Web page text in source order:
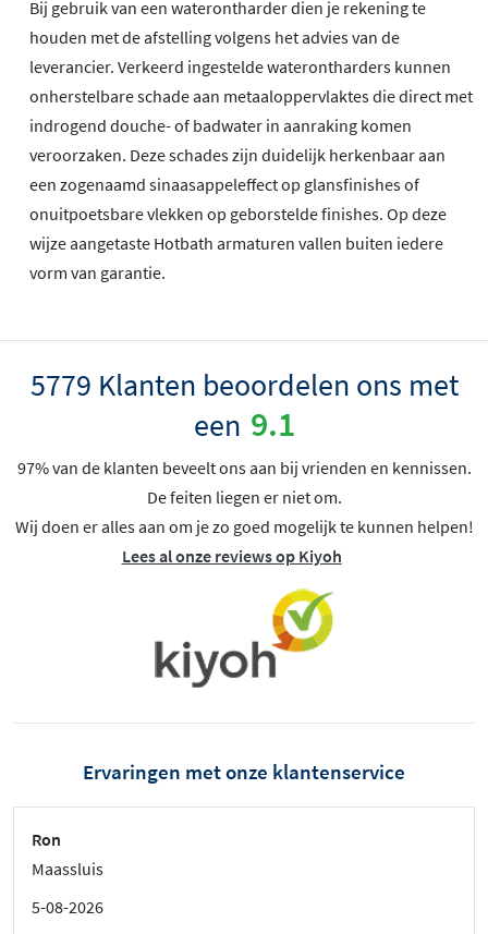
Bij gebruik van een waterontharder dien je rekening te
houden met de afstelling volgens het advies van de
leverancier. Verkeerd ingestelde waterontharders kunnen
onherstelbare schade aan metaaloppervlaktes die direct met
indrogend douche- of badwater in aanraking komen
veroorzaken. Deze schades zijn duidelijk herkenbaar aan
een zogenaamd sinaasappeleffect op glansfinishes of
onuitpoetsbare vlekken op geborstelde finishes. Op deze
wijze aangetaste Hotbath armaturen vallen buiten iedere
vorm van garantie.
5779 Klanten beoordelen ons met
een 9.1
97% van de klanten beveelt ons aan bij vrienden en kennissen.
De feiten liegen er niet om.
Wij doen er alles aan om je zo goed mogelijk te kunnen helpen!
Lees al onze reviews op Kiyoh
Ervaringen met onze klantenservice
Ron
Maassluis
5-08-2026